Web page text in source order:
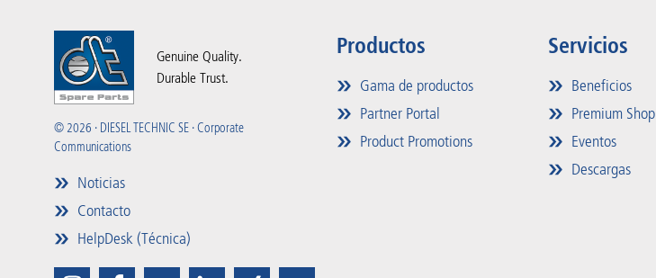
Genuine Quality.
Durable Trust.
© 2026 · DIESEL TECHNIC SE · Corporate
Communications
Noticias
Contacto
HelpDesk (Técnica)
Productos
Gama de productos
Partner Portal
Product Promotions
Servicios
Beneficios
Premium Shop
Eventos
Descargas